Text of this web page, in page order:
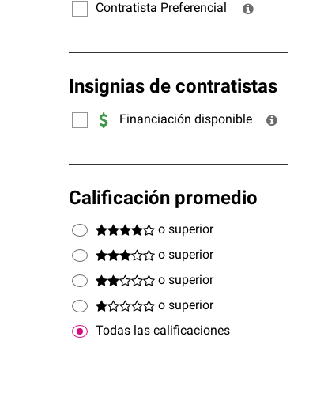
Contratista Preferencial
Insignias de contratistas
Financiación disponible
Calificación promedio
o superior
o superior
o superior
o superior
Todas las calificaciones